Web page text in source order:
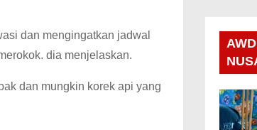
dan mengingatkan jadwal
dia menjelaskan.
dan mungkin korek api yang